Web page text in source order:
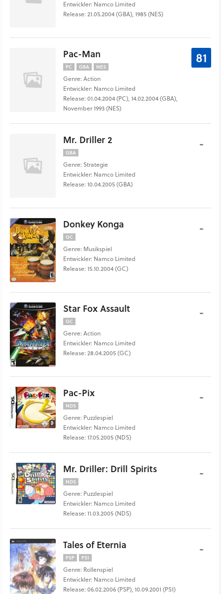
Entwickler: Namco Limited
Release: 21.05.2004 (GBA), 1985 (NES)
Pac-Man
PC GBA NES
Genre: Action
Entwickler: Namco Limited
Release: 01.04.2004 (PC), 14.02.2004 (GBA),
November 1993 (NES)
81
Mr. Driller 2
GBA
Genre: Strategie
Entwickler: Namco Limited
Release: 10.04.2005 (GBA)
-
Donkey Konga
GC
Genre: Musikspiel
Entwickler: Namco Limited
Release: 15.10.2004 (GC)
-
Star Fox Assault
GC
Genre: Action
Entwickler: Namco Limited
Release: 28.04.2005 (GC)
-
Pac-Pix
NDS
Genre: Puzzlespiel
Entwickler: Namco Limited
Release: 17.05.2005 (NDS)
-
Mr. Driller: Drill Spirits
NDS
Genre: Puzzlespiel
Entwickler: Namco Limited
Release: 11.03.2005 (NDS)
-
Tales of Eternia
PSP PS1
Genre: Rollenspiel
Entwickler: Namco Limited
Release: 06.02.2006 (PSP), 10.09.2001 (PS1)
-